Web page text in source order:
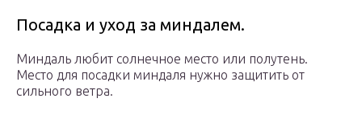
Посадка и уход за миндалем.
Миндаль любит солнечное место или полутень.
Место для посадки миндаля нужно защитить от
сильного ветра.